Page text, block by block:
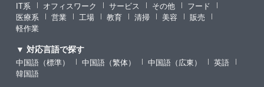
IT系 オフィスワーク サービス その他
フード
医療系
営業 工場 教育 清掃 美容
販売
軽作業
▼ 対応言語で探す
中国語（標準） 中国語（繁体） 中国語（広東）
英語
韓国語